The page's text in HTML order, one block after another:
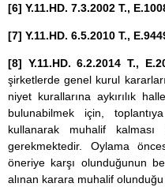
[6] Y.11.HD. 7.3.2002 T.,
[7] Y.11.HD. 6.5.2010 T.,
[8] Y.11.HD. 6.2.2014 T.,
şirketlerde genel kurul
niyet kurallarına aykırılık
bulunabilmek için,
kullanarak muhalif
gerekmektedir. Oylama
öneriye karşı olunduğunun
alınan karara muhalif olunduğu